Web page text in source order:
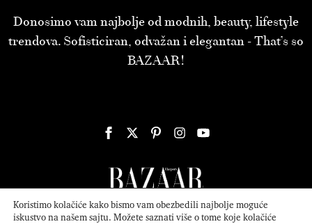
Donosimo vam najbolje od modnih, beauty, lifestyle
trendova. Sofisticiran, odvažan i elegantan - That’s so
BAZAAR!
Koristimo kolačiće kako bismo vam obezbedili najbolje moguće
iskustvo na našem sajtu. Možete saznati više o tome koje kolačiće